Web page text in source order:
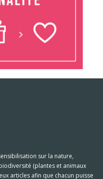
sur la nature,
(plantes et animaux
articles afin que chacun puisse